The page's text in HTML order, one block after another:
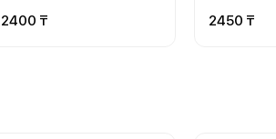
ранч, соус фирменный «Lido»
2400 ₸
халапеньо,
2450 ₸